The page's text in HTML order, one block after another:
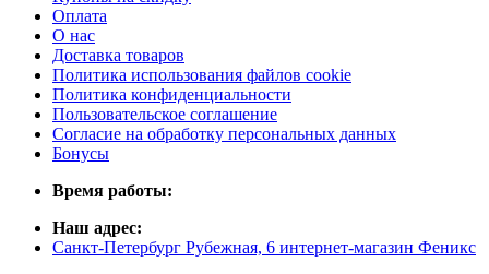
Оплата
О нас
Доставка товаров
Политика использования файлов cookie
Политика конфиденциальности
Пользовательское соглашение
Согласие на обработку персональных данных
Бонусы
Время работы:
Наш адрес:
Санкт-Петербург Рубежная, 6 интернет-магазин Феникс